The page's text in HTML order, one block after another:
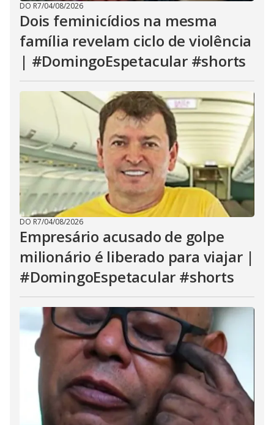
DO R7/04/08/2026
Dois feminicídios na mesma
família revelam ciclo de violência
| #DomingoEspetacular #shorts
DO R7/04/08/2026
Empresário acusado de golpe
milionário é liberado para viajar |
#DomingoEspetacular #shorts